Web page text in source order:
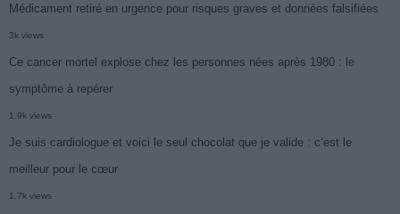
Médicament retiré en urgence pour risques graves et données falsifiées
3k views
Ce cancer mortel explose chez les personnes nées après 1980 : le
symptôme à repérer
1.9k views
Je suis cardiologue et voici le seul chocolat que je valide : c’est le
meilleur pour le cœur
1.7k views